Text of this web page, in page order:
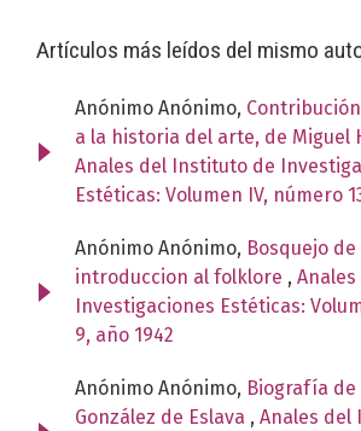
Artículos más leídos del mismo
Anónimo Anónimo,
a la historia del arte, de Miguel
Anales del Instituto de
Estéticas: Volumen IV, número
Anónimo Anónimo, Bosquejo de
introduccion al folklore ,
Investigaciones Estéticas:
9, año 1942
Anónimo Anónimo, Biografía de
González de Eslava , Anales del